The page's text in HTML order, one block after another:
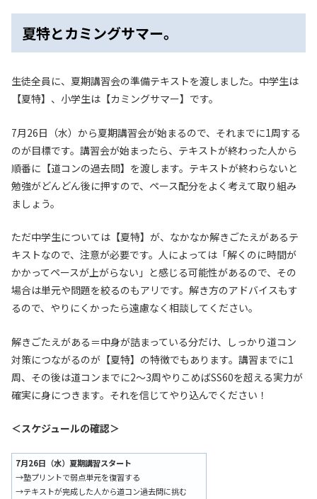
夏特とカミングサマー。
生徒全員に、夏期講習会の準備テキストを渡しました。中学生は
【夏特】、小学生は【カミングサマー】です。
7月26日（水）から夏期講習会が始まるので、それまでに1周する
のが目標です。講習会が始まったら、テキストが終わった人から
順番に【道コンの過去問】を渡します。テキストが終わらないと
勉強がどんどん後に押すので、ペース配分をよく考えて取り組み
ましょう。
ただ中学生については【夏特】が、なかなか解きごたえがあるテ
キストなので、注意が必要です。人によっては「解くのに時間が
かかってペースが上がらない」と感じる可能性があるので、その
場合は単元や問題を絞るのもアリです。解き方のアドバイスもす
るので、やりにくかったら遠慮なく相談してください。
解きごたえがある＝中身が詰まっている分だけ、しっかり道コン
対策につながるのが【夏特】の特徴でもあります。講習までに1
周、その後は道コンまでに2～3周やりこめばSS60を超える実力が
確実に身につきます。それを信じてやり込んでください！
＜スケジュールの確認＞
7月26日（水）夏期講習スタート
→塾プリントで弱点単元を復習する
→テキストが完成した人から道コン過去問に挑む